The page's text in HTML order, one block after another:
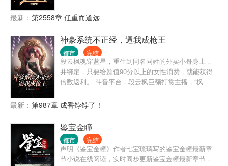
车轮下救了一个孕妇。 也许是老天爷感动他的回头是
岸，把他送回了1992年，这个传统思维还占据着主导
地位的时代。一个拥有无比开放观念和阅历的男人，
对这个时代的冲击是巨大的，对御姐的诱惑也是巨大
的。
最新： 第2558章 任重而道远
神豪系统不正经，逼我成枪王
都市 完结
段云枫魂穿蓝星，重生到同名同姓的外卖小哥身上，
并绑定，只要给颜值90分以上的女性消费，就能获得
倍数返利。 斗音平台，段云枫巨额打赏主播，“枫
把小有名气的女歌星捧上天后宝座。 …… ?从此，蓝
星线上和线下，多了个挥金如土的神豪，众多自持颜
值的女人蜂拥而至，只为跟他交朋友。 段云枫:“我交
朋友，贵在深交，重在开心，从来都不管她有钱没
钱，反正都没有我有钱。”
最新： 第987章 成香饽饽了！
鉴宝金瞳
都市 完结
声明《鉴宝金瞳》作者七宝琉璃写的鉴宝金瞳最新章
节小说在线阅读，实时同步更新鉴宝金瞳最新章节，